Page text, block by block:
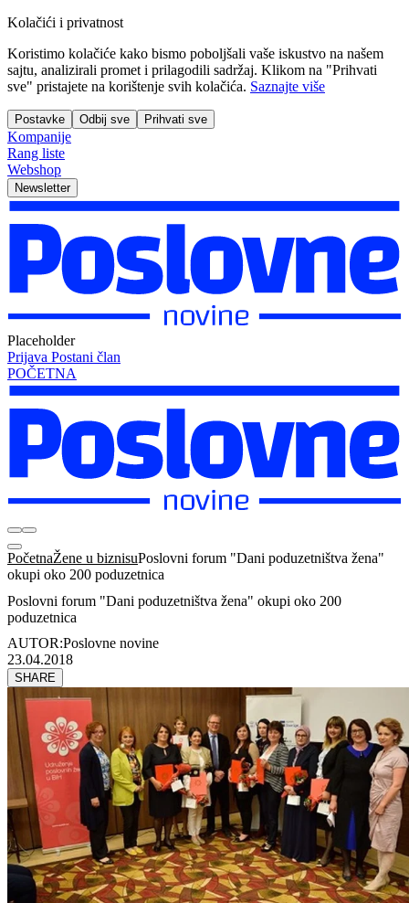
Kolačići i privatnost
Koristimo kolačiće kako bismo poboljšali vaše iskustvo na našem
sajtu, analizirali promet i prilagodili sadržaj. Klikom na "Prihvati
sve" pristajete na korištenje svih kolačića. Saznajte više
Postavke Odbij sve Prihvati sve
Kompanije
Rang liste
Webshop
Newsletter
Placeholder
Prijava Postani član
POČETNA
PočetnaŽene u biznisuPoslovni forum "Dani poduzetništva žena"
okupi oko 200 poduzetnica
Poslovni forum "Dani poduzetništva žena" okupi oko 200
poduzetnica
AUTOR:Poslovne novine
23.04.2018
SHARE